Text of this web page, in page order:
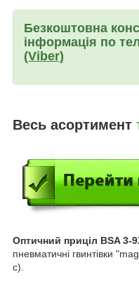
Безкоштовна
інформація по
(Viber)
Весь асортимент
Оптичний приціл BSA 3-
пневматичні гвинтівки
с).